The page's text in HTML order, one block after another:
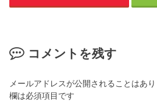
コメントを残す
メールアドレスが公開されることはあり
欄は必須項目です